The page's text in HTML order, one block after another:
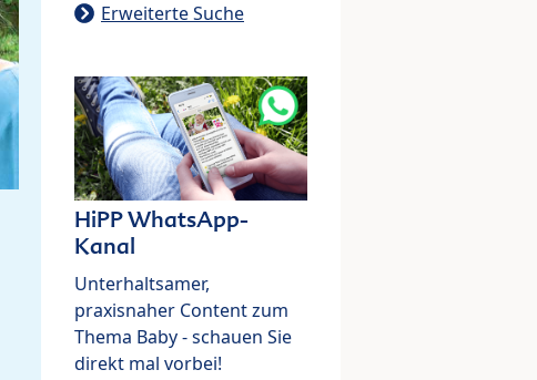
Erweiterte Suche
HiPP WhatsApp-
Kanal
Unterhaltsamer,
praxisnaher Content zum
Thema Baby - schauen Sie
direkt mal vorbei!